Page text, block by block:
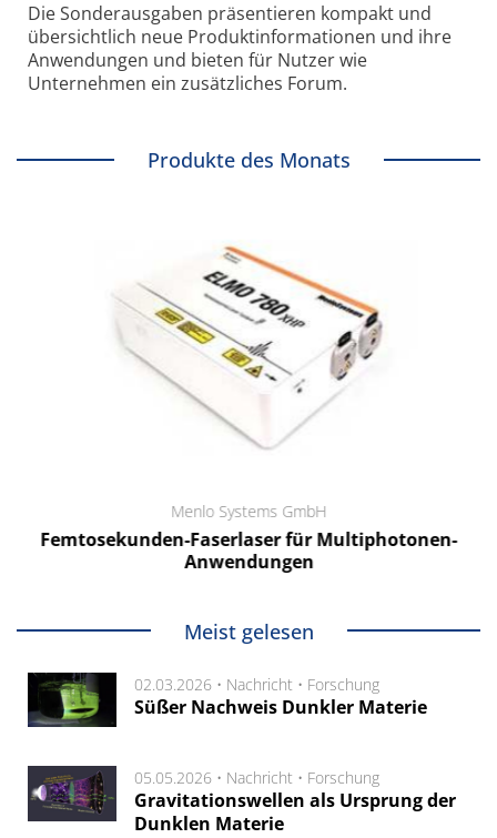
Die Sonder­ausgaben präsentieren kompakt und
übersichtlich neue Produkt­informationen und ihre
Anwendungen und bieten für Nutzer wie
Unternehmen ein zusätzliches Forum.
Produkte des Monats
Menlo Systems GmbH
Femtosekunden-Faserlaser für Multiphotonen-
Anwendungen
Meist gelesen
02.03.2026 • Nachricht • Forschung
Süßer Nachweis Dunkler Materie
05.05.2026 • Nachricht • Forschung
Gravitationswellen als Ursprung der
Dunklen Materie